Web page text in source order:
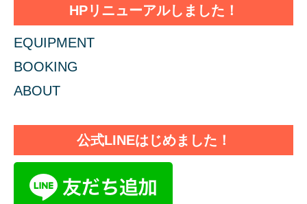
HPリニューアルしました！
EQUIPMENT
BOOKING
ABOUT
公式LINEはじめました！